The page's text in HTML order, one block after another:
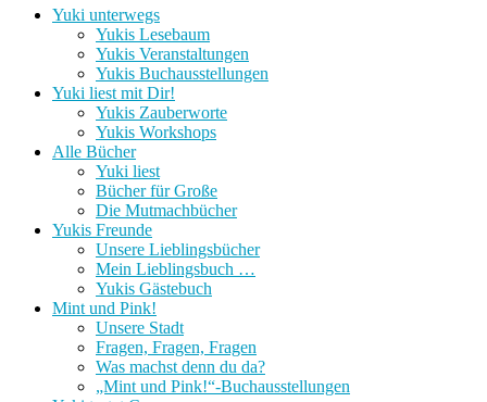
Yuki unterwegs
Yukis Lesebaum
Yukis Veranstaltungen
Yukis Buchausstellungen
Yuki liest mit Dir!
Yukis Zauberworte
Yukis Workshops
Alle Bücher
Yuki liest
Bücher für Große
Die Mutmachbücher
Yukis Freunde
Unsere Lieblingsbücher
Mein Lieblingsbuch …
Yukis Gästebuch
Mint und Pink!
Unsere Stadt
Fragen, Fragen, Fragen
Was machst denn du da?
„Mint und Pink!“-Buchausstellungen